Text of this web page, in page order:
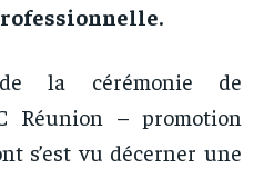
la cérémonie de
Réunion – promotion
s’est vu décerner une